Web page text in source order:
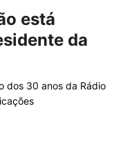
está
da
dos 30 anos da Rádio